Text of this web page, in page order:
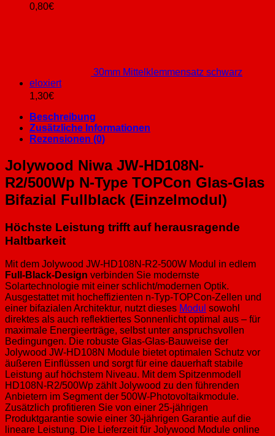
0,80€
30mm Mittelklemmensatz schwarz
eloxiert
1,30€
Beschreibung
Zusätzliche Informationen
Rezensionen (0)
Jolywood Niwa JW-HD108N-
R2/500Wp N-Type TOPCon Glas-Glas
Bifazial Fullblack (Einzelmodul)
Höchste Leistung trifft auf herausragende
Haltbarkeit
Mit dem Jolywood JW-HD108N-R2-500W Modul in edlem
Full-Black-Design verbinden Sie modernste
Solartechnologie mit einer schlicht/modernen Optik.
Ausgestattet mit hocheffizienten n-Typ-TOPCon-Zellen und
einer bifazialen Architektur, nutzt dieses Modul sowohl
direktes als auch reflektiertes Sonnenlicht optimal aus – für
maximale Energieerträge, selbst unter anspruchsvollen
Bedingungen. Die robuste Glas-Glas-Bauweise der
Jolywood JW-HD108N Module bietet optimalen Schutz vor
äußeren Einflüssen und sorgt für eine dauerhaft stabile
Leistung auf höchstem Niveau. Mit dem Spitzenmodell
HD108N-R2/500Wp zählt Jolywood zu den führenden
Anbietern im Segment der 500W-Photovoltaikmodule.
Zusätzlich profitieren Sie von einer 25-jährigen
Produktgarantie sowie einer 30-jährigen Garantie auf die
lineare Leistung. Die Lieferzeit für Jolywood Module online